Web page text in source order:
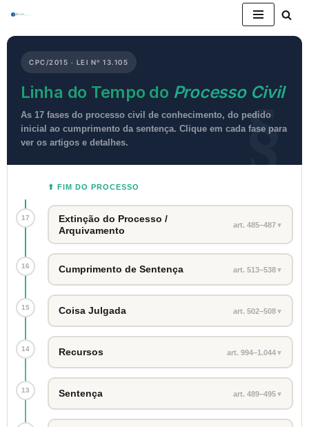
Pular
para
conteúdo
CPC/2015 · LEI Nº 13.105
Linha do Tempo do Processo Civil
As 17 fases do processo civil de conhecimento, do pedido
inicial ao cumprimento da sentença. Clique em cada fase para
ver os artigos e detalhes.
⬆ FIM DO PROCESSO
17
Extinção do Processo /
Arquivamento
art. 485–487▼
16 Cumprimento de Sentença art. 513–538▼
15 Coisa Julgada art. 502–508▼
14 Recursos art. 994–1.044▼
13 Sentença art. 489–495▼